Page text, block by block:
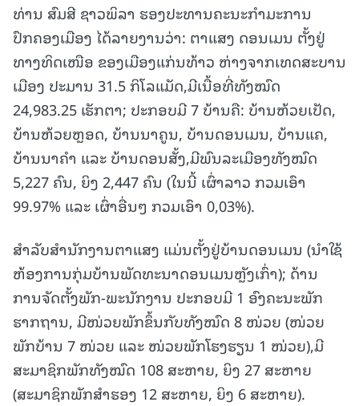
ທ່ານ ສົມສີ ຊາວພິລາ ຮອງປະທານຄະນະກໍາມະການ
ປົກຄອງເມືອງ ໄດ້ລາຍງານວ່າ: ຕາແສງ ດອນເມນ ຕັ້ງຢູ່
ທາງທິດເໜືອ ຂອງເມືອງແກ່ນທ້າວ ຫ່າງຈາກເທດສະບານ
ເມືອງ ປະມານ 31.5 ກິໂລແມັດ,ມີເນື້ອທີ່ທັງໝົດ
24,983.25 ເຮັກຕາ; ປະກອບມີ 7 ບ້ານຄື: ບ້ານຫ້ວຍເປັດ,
ບ້ານຫ້ວຍຫຼອດ, ບ້ານນາຄູນ, ບ້ານດອນເມນ, ບ້ານແຄ,
ບ້ານນາຄຳ ແລະ ບ້ານດອນສັ້ງ,ມີພົນລະເມືອງທັງໝົດ
5,227 ຄົນ, ຍິງ 2,447 ຄົນ (ໃນນີ້ ເຜົ່າລາວ ກວມເອົາ
99.97% ແລະ ເຜົ່າອື່ນໆ ກວມເອົາ 0,03%).
ສໍາລັບສໍານັກງານຕາແສງ ແມ່ນຕັ້ງຢູ່ບ້ານດອນເມນ (ນຳໃຊ້
ຫ້ອງການກຸ່ມບ້ານພັດທະນາດອນເມນຫຼັງເກົ່າ); ດ້ານ
ການຈັດຕັ້ງພັກ-ພະນັກງານ ປະກອບມີ 1 ອົງຄະນະພັກ
ຮາກຖານ, ມີໜ່ວຍພັກຂຶ້ນກັບທັງໝົດ 8 ໜ່ວຍ (ໜ່ວຍ
ພັກບ້ານ 7 ໜ່ວຍ ແລະ ໜ່ວຍພັກໂຮງຮຽນ 1 ໜ່ວຍ),ມີ
ສະມາຊິກພັກທັງໝົດ 108 ສະຫາຍ, ຍິງ 27 ສະຫາຍ
(ສະມາຊິກພັກສໍາຮອງ 12 ສະຫາຍ, ຍິງ 6 ສະຫາຍ).